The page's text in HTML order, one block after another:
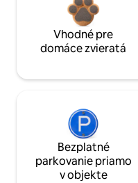
Vhodné pre
domáce zvieratá
Bezplatné
parkovanie priamo
v objekte